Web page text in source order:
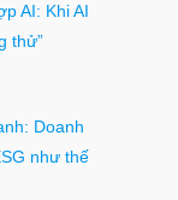
AI: Khi AI
thử”
Doanh
như thế